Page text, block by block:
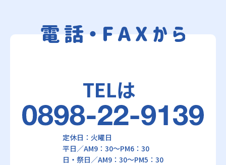
TELは
定休日：火曜日
平日／AM9：30～PM6：30
日・祭日／AM9：30～PM5：30